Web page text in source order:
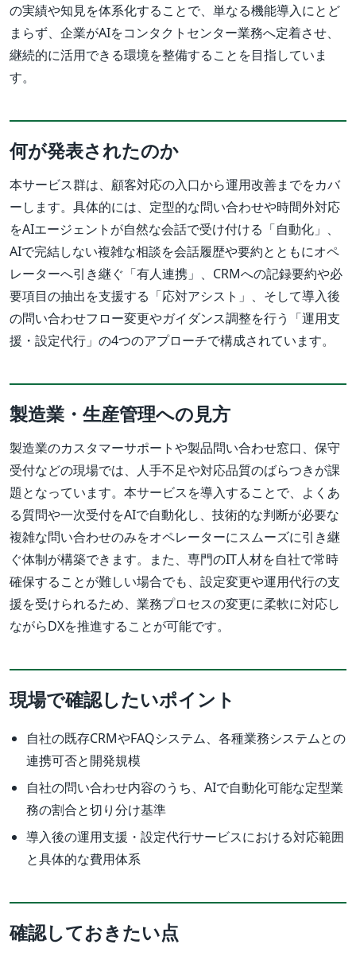
の実績や知見を体系化することで、単なる機能導入にとど
まらず、企業がAIをコンタクトセンター業務へ定着させ、
継続的に活用できる環境を整備することを目指していま
す。
何が発表されたのか
本サービス群は、顧客対応の入口から運用改善までをカバ
ーします。具体的には、定型的な問い合わせや時間外対応
をAIエージェントが自然な会話で受け付ける「自動化」、
AIで完結しない複雑な相談を会話履歴や要約とともにオペ
レーターへ引き継ぐ「有人連携」、CRMへの記録要約や必
要項目の抽出を支援する「応対アシスト」、そして導入後
の問い合わせフロー変更やガイダンス調整を行う「運用支
援・設定代行」の4つのアプローチで構成されています。
製造業・生産管理への見方
製造業のカスタマーサポートや製品問い合わせ窓口、保守
受付などの現場では、人手不足や対応品質のばらつきが課
題となっています。本サービスを導入することで、よくあ
る質問や一次受付をAIで自動化し、技術的な判断が必要な
複雑な問い合わせのみをオペレーターにスムーズに引き継
ぐ体制が構築できます。また、専門のIT人材を自社で常時
確保することが難しい場合でも、設定変更や運用代行の支
援を受けられるため、業務プロセスの変更に柔軟に対応し
ながらDXを推進することが可能です。
現場で確認したいポイント
自社の既存CRMやFAQシステム、各種業務システムとの
連携可否と開発規模
自社の問い合わせ内容のうち、AIで自動化可能な定型業
務の割合と切り分け基準
導入後の運用支援・設定代行サービスにおける対応範囲
と具体的な費用体系
確認しておきたい点